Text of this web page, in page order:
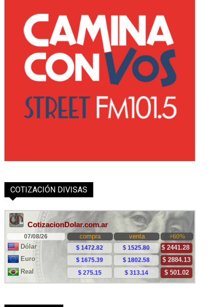
COTIZACIÓN DIVISAS